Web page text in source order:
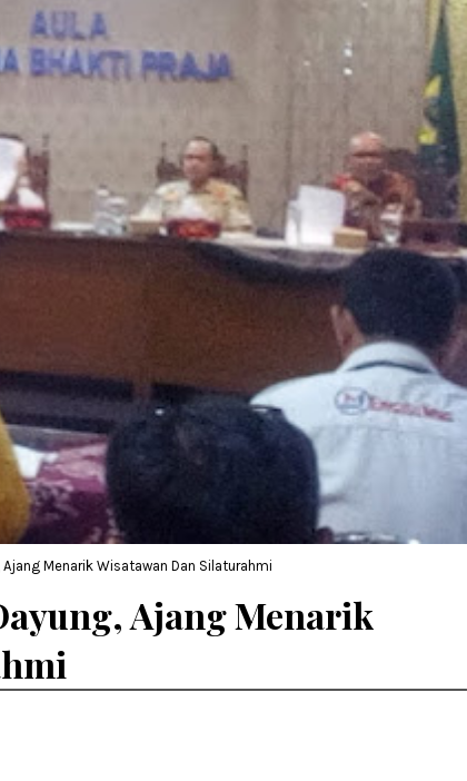
Menarik Wisatawan Dan Silaturahmi
Ajang Menarik